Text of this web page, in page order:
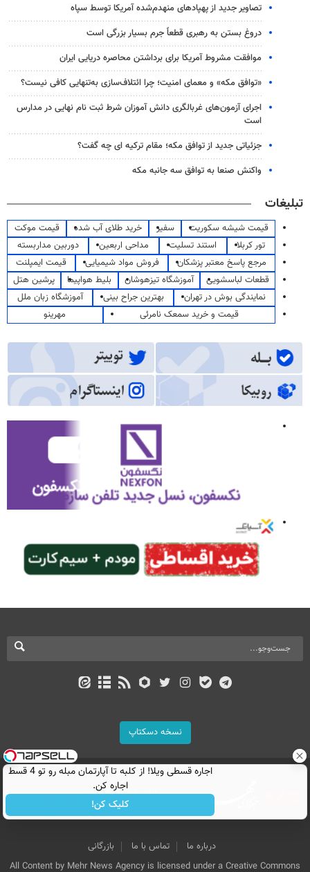
تصاویر جدید از پهپادهای منهدم‌شده آمریکا توسط سپاه
دروغ بستن به رهبری قطعاً جرم بسیار بزرگی است
موافقت مشروط آمریکا برای برداشتن محاصره دریایی ایران
«توافق مکه» و معمای امنیت؛ چرا ائتلاف‌سازی به‌تنهایی کافی نیست؟
اجرای آزمون‌های غربالگری دانش آموزان شرط ثبت نام نهایی در مدارس
است
جزئیاتی جدید از توافق مکه؛ مقام ترکیه ای چه گفت؟
واکنش صنعا به توافق سه جانبه مکه
تبلیغات
قیمت شیشه سکوریت سفیر خرید طلای آب شده
قیمت موکت
تور کربلا
استند تسلیت مداحی اربعین
دوربین مداربسته
مرجع پاسخ معتبر پزشکان
فروش مواد شیمیایی
قیمت ایمپلنت
قطعات لباسشویی
آموزشگاه تیزهوشان بلیط هواپیما
پرشین هتل
نمایندگی بوش در تهران
بهترین جراح بینی
آموزشگاه زبان ملل
قیمت و خرید سمعک نامرئی
مهرینو
نسخه دسکتاپ
درباره ما تماس با ما
بازرگانی
All Content by Mehr News Agency is licensed under a Creative Commons
اجاره‌ قسطی ویلا! از کلبه تا آپارتمان مبله رو تو 4 قسط
اجاره کن.
کلیک کن!